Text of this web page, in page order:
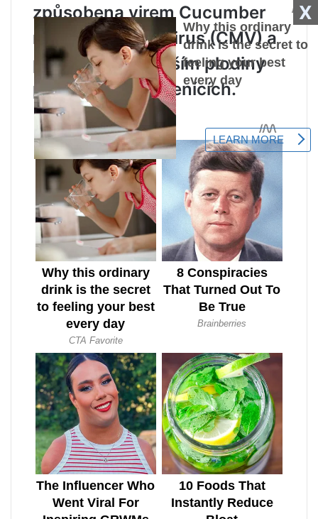
X
způsobena virem Cucumber
mosaic cucumovirus (CMV) a
postihuje především plodiny
pěstované ve sklenících.